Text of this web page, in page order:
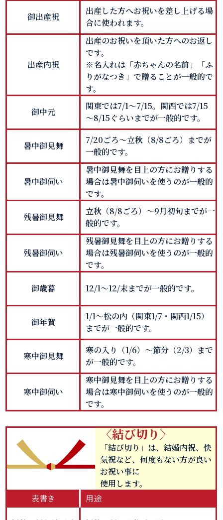
御出産祝
出産した方へお祝いを差し上げる場
合に使われます。
出産内祝
出産のお祝いを頂いた方へのお返し
です。
※名入れは「赤ちゃんの名前」「ふ
りがなつき」で贈ることが一般的で
す。
御中元
関東では7/1～7/15。関西では7/15
～8/15ぐらいまでが一般的です。
暑中御見舞
7/20ごろ～立秋（8/8ごろ）までが
一般的です。
暑中御伺い
暑中御見舞を目上の方にお贈りする
場合は暑中御伺いを使うのが一般的
です。
残暑御見舞
立秋（8/8ごろ）～9月初旬までが一
般的です。
残暑御伺い
残暑御見舞を目上の方にお贈りする
場合は残暑御伺いを使うのが一般的
です。
御歳暮 12/1～12/末までが一般的です。
御年賀
1/1～松の内（関東1/7・関西1/15）
までが一般的です。
寒中御見舞
寒の入り（1/6）～節分（2/3）まで
が一般的です。
寒中御伺い
寒中御見舞を目上の方にお贈りする
場合は寒中御伺いを使うのが一般的
です。
〈結び切り〉
「結び切り」は、結婚内祝、快
気祝など、何度もない方が良い
お祝い事に
使用します。
表書き
用途